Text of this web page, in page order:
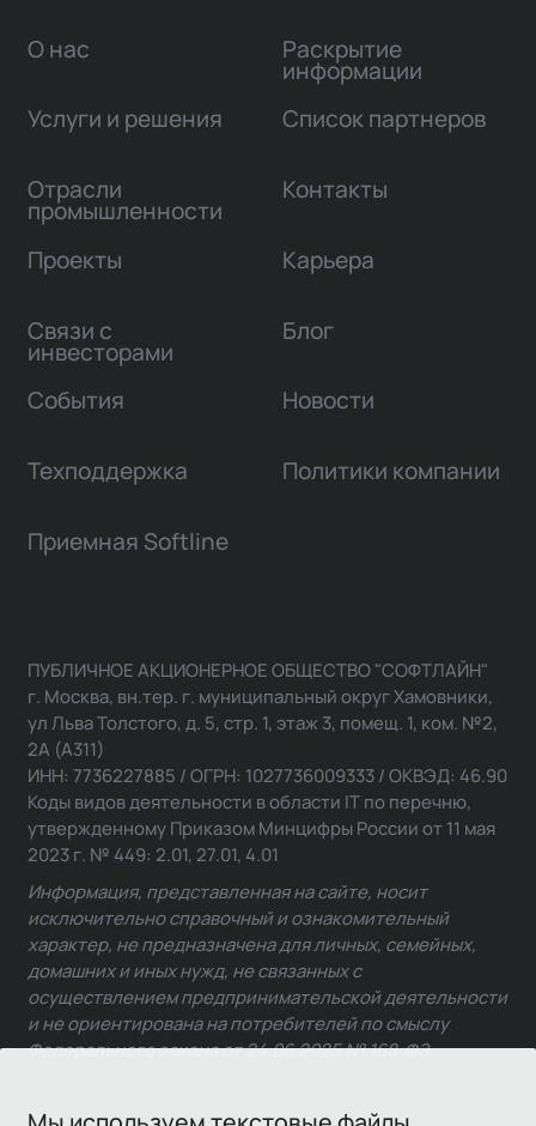
О нас
Услуги и решения
Отрасли
промышленности
Проекты
Связи с
инвесторами
Раскрытие
информации
Список партнеров
Контакты
Карьера
Блог
События Новости
Техподдержка Политики компании
Приемная Softline
ПУБЛИЧНОЕ АКЦИОНЕРНОЕ ОБЩЕСТВО "СОФТЛАЙН"
г. Москва, вн.тер. г. муниципальный округ Хамовники,
ул Льва Толстого, д. 5, стр. 1, этаж 3, помещ. 1, ком. №2,
2А (А311)
ИНН: 7736227885 / ОГРН: 1027736009333 / ОКВЭД: 46.90
Коды видов деятельности в области IT по перечню,
утвержденному Приказом Минцифры России от 11 мая
2023 г. № 449: 2.01, 27.01, 4.01
Информация, представленная на сайте, носит
исключительно справочный и ознакомительный
характер, не предназначена для личных, семейных,
домашних и иных нужд, не связанных с
осуществлением предпринимательской деятельности
и не ориентирована на потребителей по смыслу
Федерального закона от 24.06.2025 № 168-ФЗ.